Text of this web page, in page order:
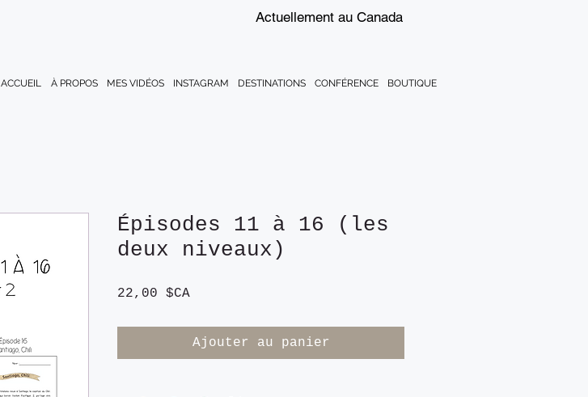
Actuellement au Canada
ACCUEIL À PROPOS MES VIDÉOS INSTAGRAM DESTINATIONS CONFÉRENCE BOUTIQUE
Épisodes 11 à 16 (les
deux niveaux)
22,00 $CAPrix
Ajouter au panier